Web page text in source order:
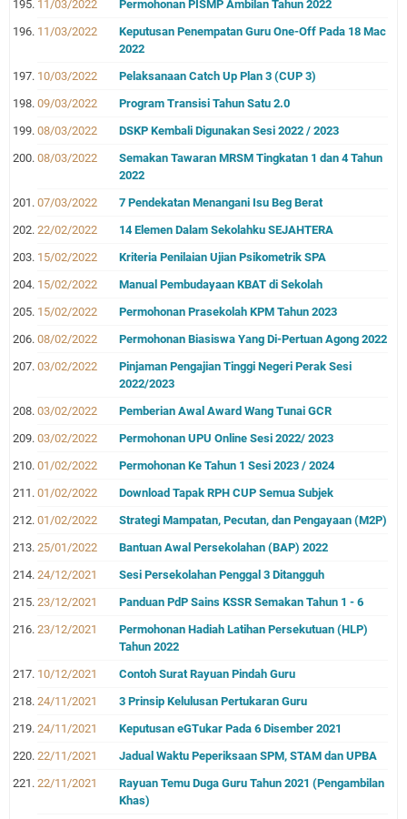
11/03/2022
Permohonan PISMP Ambilan Tahun 2022
11/03/2022
Keputusan Penempatan Guru One-Off Pada 18 Mac
2022
10/03/2022
Pelaksanaan Catch Up Plan 3 (CUP 3)
09/03/2022
Program Transisi Tahun Satu 2.0
08/03/2022
DSKP Kembali Digunakan Sesi 2022 / 2023
08/03/2022
Semakan Tawaran MRSM Tingkatan 1 dan 4 Tahun
2022
07/03/2022
7 Pendekatan Menangani Isu Beg Berat
22/02/2022
14 Elemen Dalam Sekolahku SEJAHTERA
15/02/2022
Kriteria Penilaian Ujian Psikometrik SPA
15/02/2022
Manual Pembudayaan KBAT di Sekolah
15/02/2022
Permohonan Prasekolah KPM Tahun 2023
08/02/2022
Permohonan Biasiswa Yang Di-Pertuan Agong 2022
03/02/2022
Pinjaman Pengajian Tinggi Negeri Perak Sesi
2022/2023
03/02/2022
Pemberian Awal Award Wang Tunai GCR
03/02/2022
Permohonan UPU Online Sesi 2022/ 2023
01/02/2022
Permohonan Ke Tahun 1 Sesi 2023 / 2024
01/02/2022
Download Tapak RPH CUP Semua Subjek
01/02/2022
Strategi Mampatan, Pecutan, dan Pengayaan (M2P)
25/01/2022
Bantuan Awal Persekolahan (BAP) 2022
24/12/2021
Sesi Persekolahan Penggal 3 Ditangguh
23/12/2021
Panduan PdP Sains KSSR Semakan Tahun 1 - 6
23/12/2021
Permohonan Hadiah Latihan Persekutuan (HLP)
Tahun 2022
10/12/2021
Contoh Surat Rayuan Pindah Guru
24/11/2021
3 Prinsip Kelulusan Pertukaran Guru
24/11/2021
Keputusan eGTukar Pada 6 Disember 2021
22/11/2021
Jadual Waktu Peperiksaan SPM, STAM dan UPBA
22/11/2021
Rayuan Temu Duga Guru Tahun 2021 (Pengambilan
Khas)